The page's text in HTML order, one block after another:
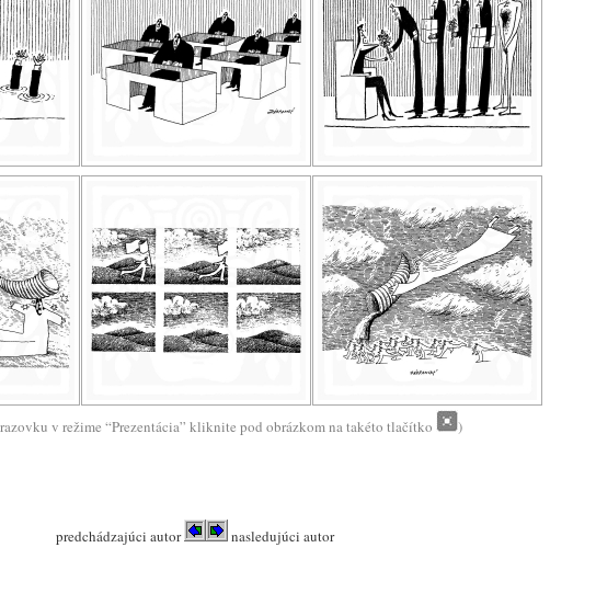
v režime “Prezentácia” kliknite pod obrázkom na takéto tlačítko )
predchádzajúci autor nasledujúci autor